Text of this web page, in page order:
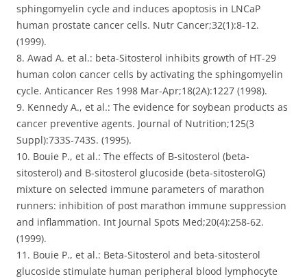
sphingomyelin cycle and induces apoptosis in LNCaP
human prostate cancer cells. Nutr Cancer;32(1):8-12.
(1999).
8. Awad A. et al.: beta-Sitosterol inhibits growth of HT-29
human colon cancer cells by activating the sphingomyelin
cycle. Anticancer Res 1998 Mar-Apr;18(2A):1227 (1998).
9. Kennedy A., et al.: The evidence for soybean products as
cancer preventive agents. Journal of Nutrition;125(3
Suppl):733S-743S. (1995).
10. Bouie P., et al.: The effects of B-sitosterol (beta-
sitosterol) and B-sitosterol glucoside (beta-sitosterolG)
mixture on selected immune parameters of marathon
runners: inhibition of post marathon immune suppression
and inflammation. Int Journal Spots Med;20(4):258-62.
(1999).
11. Bouie P., et al.: Beta-Sitosterol and beta-sitosterol
glucoside stimulate human peripheral blood lymphocyte